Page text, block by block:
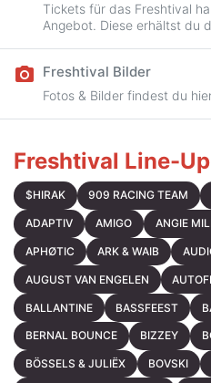
Freshtival Line-
$HIRAK 909 RACING TEAM
ADAPTIV AMIGO ANGIE
APHØTIC ARK & WAIB
AUGUST VAN ENGELEN
BALLANTINE BASSFEEST
BERNAL BOUNCE BIZZEY
BÖSSELS & JULIËX BOVSKI
Tickets für das Freshtival
Angebot. Diese erhältst du
camera_alt Freshtival Bilder
Fotos & Bilder findest du